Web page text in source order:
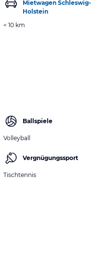
Mietwagen Schleswig-
Holstein
< 10 km
Ballspiele
Volleyball
Vergnügungssport
Tischtennis